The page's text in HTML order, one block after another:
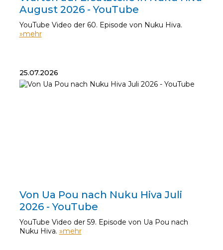
August 2026 - YouTube
YouTube Video der 60. Episode von Nuku Hiva.
»mehr
25.07.2026
Von Ua Pou nach Nuku Hiva Juli
2026 - YouTube
YouTube Video der 59. Episode von Ua Pou nach
Nuku Hiva. »mehr